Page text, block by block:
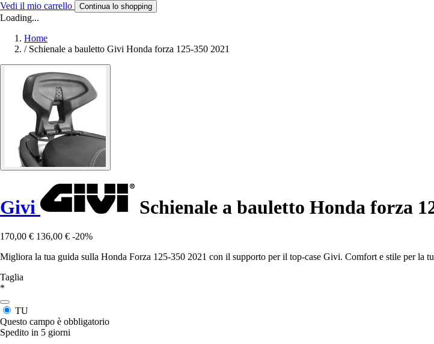
Vedi il mio carrello Continua lo shopping
Loading...
Home
/ Schienale a bauletto Givi Honda forza 125-350 2021
Givi Schienale a bauletto Honda forza
170,00 € 136,00 € -20%
Migliora la tua guida sulla Honda Forza 125-350 2021 con il supporto per il top-case Givi. Comfort e stile per la
Taglia
*
TU
Questo campo è obbligatorio
Spedito in 5 giorni